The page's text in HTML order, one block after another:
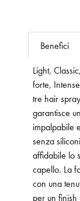
Benefici
Light,
forte,
tre hair
garantisce
impalpabile
senza
affidabile lo
capello. La
con una
per un